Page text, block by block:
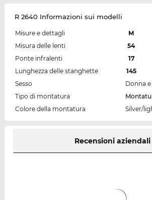
R 2640 Informazioni sui modelli
Misure e dettagli
M
Misura delle lenti
54
Ponte infralenti
17
Lunghezza delle stanghette
145
Sesso
Donna
Tipo di montatura
Colore della montatura
Silver/
Recensioni aziendali